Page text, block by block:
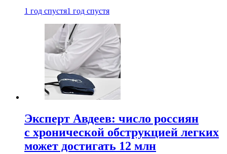
1 год спустя1 год спустя
Эксперт Авдеев: число россиян
с хронической обструкцией легких
может достигать 12 млн